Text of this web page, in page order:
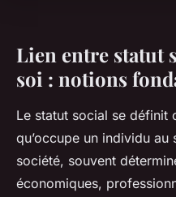
Lien entre statut
soi : notions
Le statut social se définit
qu’occupe un individu au
société, souvent
économiques,